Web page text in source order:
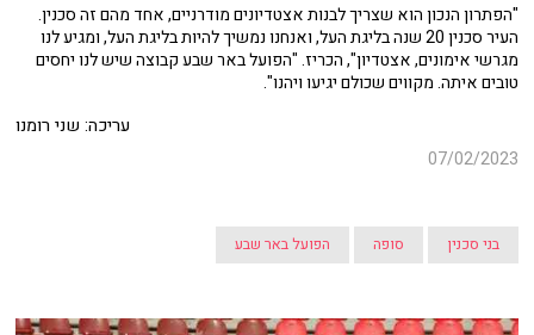
"הפתרון הנכון הוא שצריך לבנות אצטדיונים מודרניים, אחד מהם זה סכנין.
העיר סכנין 20 שנה בליגת העל, ואנחנו נמשיך להיות בליגת העל, ומגיע לנו
מגרשי אימונים, אצטדיון", הכריז. "הפועל באר שבע קבוצה שיש לנו יחסים
טובים איתה. מקווים שכולם יגיעו ויהנו".
עריכה: שני רומנו
07/02/2023
בני סכנין סופה הפועל באר שבע